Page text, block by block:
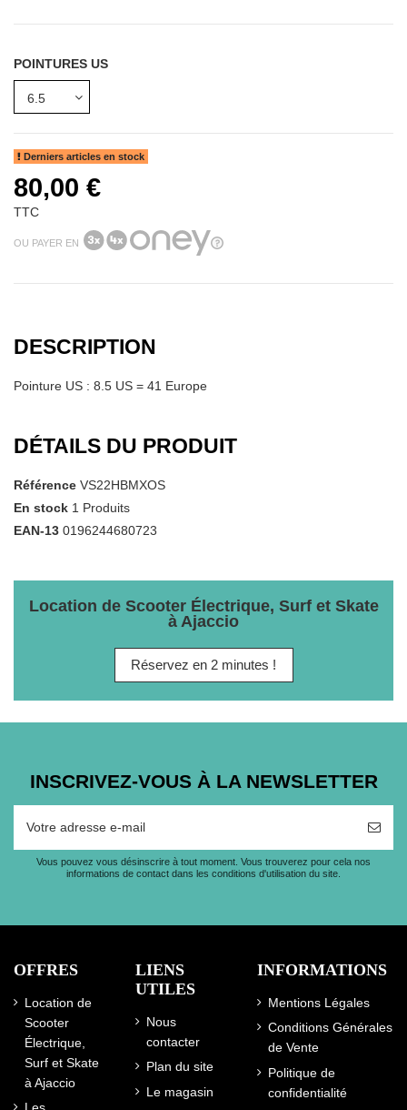
POINTURES US
Derniers articles en stock
80,00 €
TTC
OU PAYER EN
DESCRIPTION
Pointure US : 8.5 US = 41 Europe
DÉTAILS DU PRODUIT
Référence VS22HBMXOS
En stock 1 Produits
EAN-13 0196244680723
Location de Scooter Électrique, Surf et Skate
à Ajaccio
Réservez en 2 minutes !
INSCRIVEZ-VOUS À LA NEWSLETTER
Vous pouvez vous désinscrire à tout moment. Vous trouverez pour cela nos
informations de contact dans les conditions d'utilisation du site.
OFFRES
Location de
Scooter
Électrique,
Surf et Skate
à Ajaccio
LIENS
UTILES
Nous
contacter
Plan du site
Le magasin
INFORMATIONS
Mentions Légales
Conditions Générales
de Vente
Politique de
confidentialité